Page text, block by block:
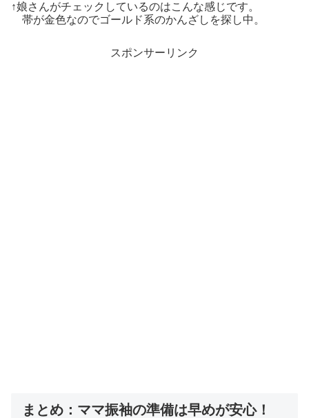
↑娘さんがチェックしているのはこんな感じです。
帯が金色なのでゴールド系のかんざしを探し中。
スポンサーリンク
まとめ：ママ振袖の準備は早めが安心！